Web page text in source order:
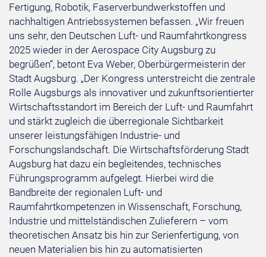
Fertigung, Robotik, Faserverbundwerkstoffen und
nachhaltigen Antriebssystemen befassen. „Wir freuen
uns sehr, den Deutschen Luft- und Raumfahrtkongress
2025 wieder in der Aerospace City Augsburg zu
begrüßen“, betont Eva Weber, Oberbürgermeisterin der
Stadt Augsburg. „Der Kongress unterstreicht die zentrale
Rolle Augsburgs als innovativer und zukunftsorientierter
Wirtschaftsstandort im Bereich der Luft- und Raumfahrt
und stärkt zugleich die überregionale Sichtbarkeit
unserer leistungsfähigen Industrie- und
Forschungslandschaft. Die Wirtschaftsförderung Stadt
Augsburg hat dazu ein begleitendes, technisches
Führungsprogramm aufgelegt. Hierbei wird die
Bandbreite der regionalen Luft- und
Raumfahrtkompetenzen in Wissenschaft, Forschung,
Industrie und mittelständischen Zulieferern – vom
theoretischen Ansatz bis hin zur Serienfertigung, von
neuen Materialien bis hin zu automatisierten